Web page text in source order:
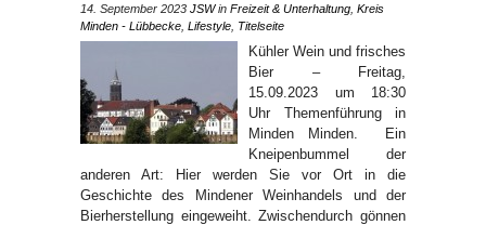
14. September 2023 JSWin Freizeit & Unterhaltung Kreis
Minden - Lübbecke Lifestyle Titelseite
Kühler Wein und frisches
Bier – Freitag,
15.09.2023 um 18:30
Uhr Themenführung in
Minden Minden. Ein
Kneipenbummel der
anderen Art: Hier werden Sie vor Ort in die
Geschichte des Mindener Weinhandels und der
Bierherstellung eingeweiht. Zwischendurch gönnen